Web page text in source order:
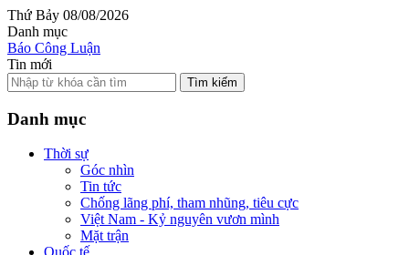
Thứ Bảy 08/08/2026
Danh mục
Báo Công Luận
Tin mới
Tìm kiếm
Danh mục
Thời sự
Góc nhìn
Tin tức
Chống lãng phí, tham nhũng, tiêu cực
Việt Nam - Kỷ nguyên vươn mình
Mặt trận